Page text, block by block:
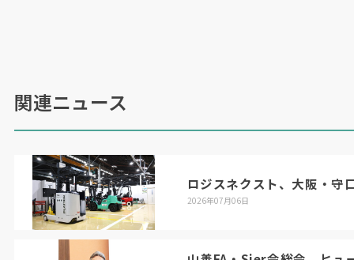
関連ニュース
ロジスネクスト、大阪・守
2026年07月06日